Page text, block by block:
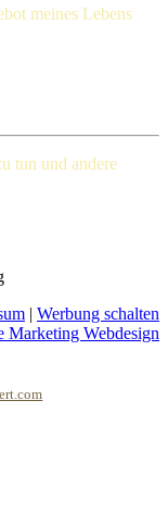
meines Lebens
tun und andere
| Werbung schalten
Marketing Webdesign